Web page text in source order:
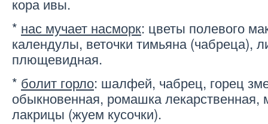
* нас мучает насморк: цветы полевого
календулы, веточки тимьяна (чабреца),
плющевидная.
* болит горло: шалфей, чабрец, горец
обыкновенная, ромашка лекарственная,
лакрицы (жуем кусочки).